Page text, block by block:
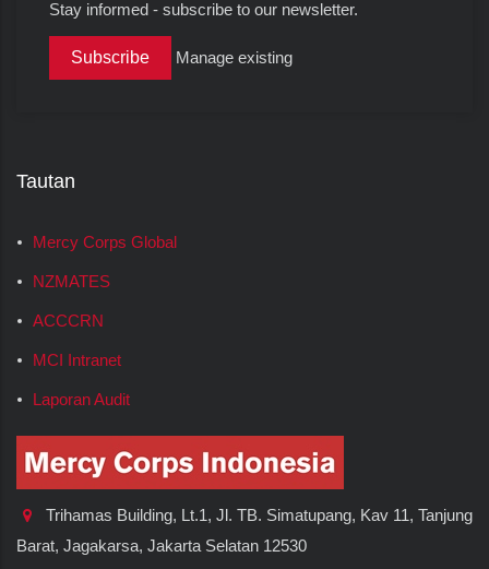
Stay informed - subscribe to our newsletter.
Manage existing
Tautan
Mercy Corps Global
NZMATES
ACCCRN
MCI Intranet
Laporan Audit
Trihamas Building, Lt.1, Jl. TB. Simatupang, Kav 11, Tanjung
Barat, Jagakarsa, Jakarta Selatan 12530